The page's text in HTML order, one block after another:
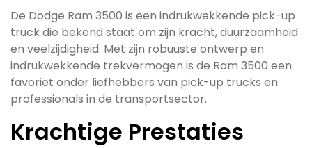
De Dodge Ram 3500 is een indrukwekkende pick-up
truck die bekend staat om zijn kracht, duurzaamheid
en veelzijdigheid. Met zijn robuuste ontwerp en
indrukwekkende trekvermogen is de Ram 3500 een
favoriet onder liefhebbers van pick-up trucks en
professionals in de transportsector.
Krachtige Prestaties